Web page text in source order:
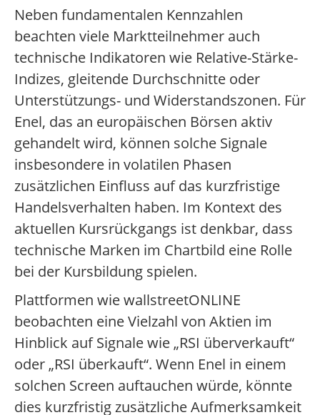
Neben fundamentalen Kennzahlen
beachten viele Marktteilnehmer auch
technische Indikatoren wie Relative-Stärke-
Indizes, gleitende Durchschnitte oder
Unterstützungs- und Widerstandszonen. Für
Enel, das an europäischen Börsen aktiv
gehandelt wird, können solche Signale
insbesondere in volatilen Phasen
zusätzlichen Einfluss auf das kurzfristige
Handelsverhalten haben. Im Kontext des
aktuellen Kursrückgangs ist denkbar, dass
technische Marken im Chartbild eine Rolle
bei der Kursbildung spielen.
Plattformen wie wallstreetONLINE
beobachten eine Vielzahl von Aktien im
Hinblick auf Signale wie „RSI überverkauft“
oder „RSI überkauft“. Wenn Enel in einem
solchen Screen auftauchen würde, könnte
dies kurzfristig zusätzliche Aufmerksamkeit